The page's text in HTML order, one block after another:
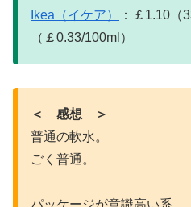
Ikea（イケア）
：￡1.10（
（￡0.33/100ml）
＜ 感想 ＞
普通の軟水。
ごく普通。
パッケージが意識高い系。